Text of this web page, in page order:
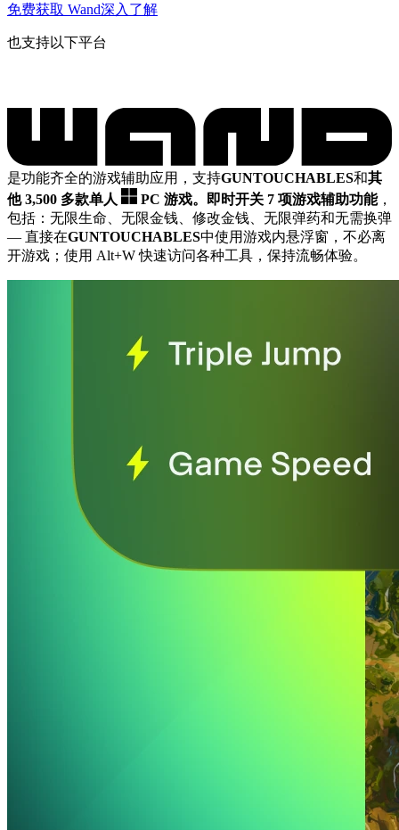
免费获取 Wand深入了解
也支持以下平台
是功能齐全的游戏辅助应用，支持GUNTOUCHABLES和其
他 3,500 多款单人
PC 游戏。 即时开关 7 项游戏辅助功能，
包括：无限生命、无限金钱、修改金钱、无限弹药和无需换弹
— 直接在GUNTOUCHABLES中使用游戏内悬浮窗，不必离
开游戏；使用 Alt+W 快速访问各种工具，保持流畅体验。